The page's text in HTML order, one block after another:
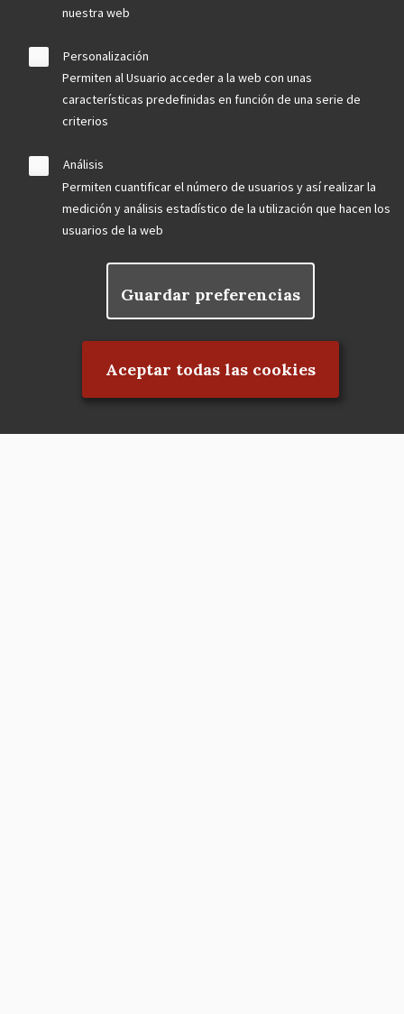
nuestra web
Personalización
Permiten al Usuario acceder a la web con unas
características predefinidas en función de una serie de
criterios
Análisis
Permiten cuantificar el número de usuarios y así realizar la
medición y análisis estadístico de la utilización que hacen los
usuarios de la web
Guardar preferencias
Aceptar todas las cookies